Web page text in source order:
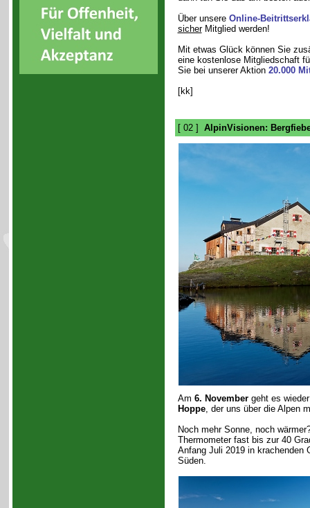
Über unsere Online-
sicherMitglied werden!
Mit etwas Glück können Sie
eine kostenlose Mitgliedschaft
Sie bei unserer Aktion 20.000
[kk]
[ 02 ] AlpinVisionen:
Am 6. Novembergeht es
Hoppe, der uns über die Alpen
Noch mehr Sonne, noch
Thermometer fast bis zur 40
Anfang Juli 2019 in krachenden
Süden.